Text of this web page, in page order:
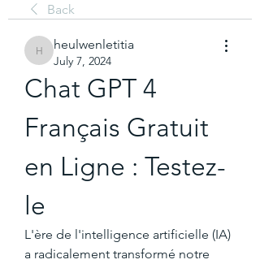
Back
heulwenletitia
heulwenletitia
July 7, 2024
Chat GPT 4
Français Gratuit
en Ligne : Testez-
le
L'ère de l'intelligence artificielle (IA)
a radicalement transformé notre